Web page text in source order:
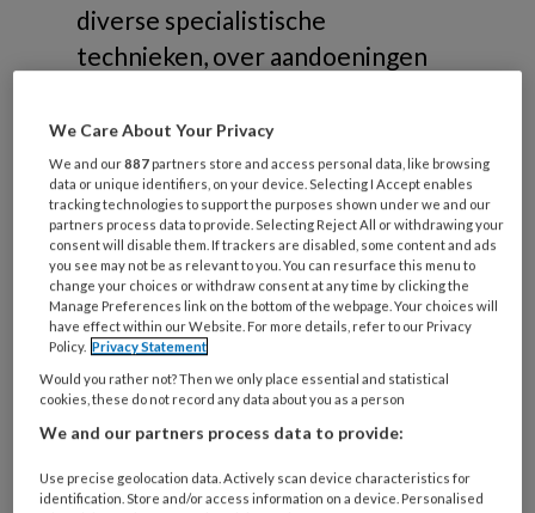
diverse specialistische
technieken, over aandoeningen
risicovoeten of samenwerking in
de zorg.
Onderwerpen
Risicovoeten
Diabetische voet
Oncologische voet
We Care About Your Privacy
We and our887 partners store and access personal data, like browsing
data or unique identifiers, on your device. Selecting I Accept enables
tracking technologies to support the purposes shown under we and our
partners process data to provide. Selecting Reject All or withdrawing your
consent will disable them. If trackers are disabled, some content and ads
you see may not be as relevant to you. You can resurface this menu to
change your choices or withdraw consent at any time by clicking the
Manage Preferences link on the bottom of the webpage. Your choices will
have effect within our Website. For more details, refer to our Privacy
Policy. Privacy Statement
Would you rather not? Then we only place essential and statistical
cookies, these do not record any data about you as a person
We and our partners process data to provide:
Use precise geolocation data. Actively scan device characteristics for
identification. Store and/or access information on a device. Personalised